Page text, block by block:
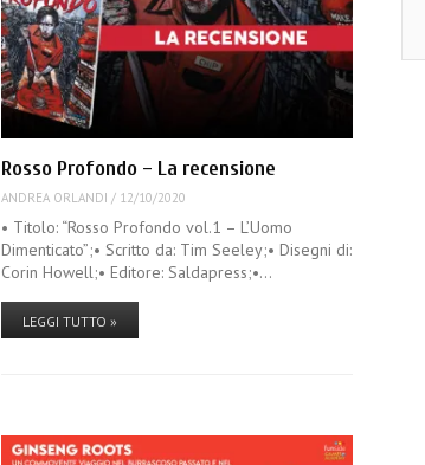
Rosso Profondo – La recensione
ANDREA ORLANDI / 12/10/2020
• Titolo: “Rosso Profondo vol.1 – L’Uomo
Dimenticato”;• Scritto da: Tim Seeley;• Disegni di:
Corin Howell;• Editore: Saldapress;•…
LEGGI TUTTO »